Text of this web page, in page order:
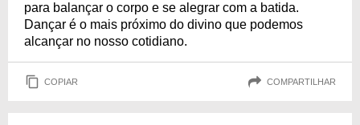
para balançar o corpo e se alegrar com a batida.
Dançar é o mais próximo do divino que podemos
alcançar no nosso cotidiano.
COPIAR COMPARTILHAR